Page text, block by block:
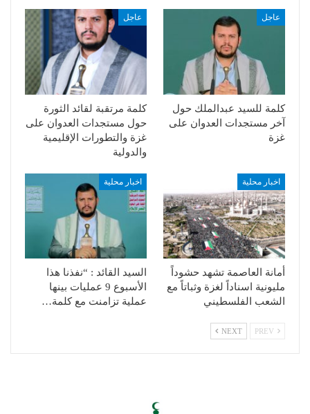
عاجل
كلمة للسيد عبدالملك حول
آخر مستجدات العدوان على
غزة
عاجل
كلمة مرتقبة لقائد الثورة
حول مستجدات العدوان على
غزة والتطورات الإقليمية
والدولية
اخبار محلية
أمانة العاصمة تشهد حشوداً
مليونية اسناداً لغزة وثباتاً مع
الشعب الفلسطيني
اخبار محلية
السيد القائد : “نفذنا هذا
الأسبوع 9 عمليات بينها
عملية تزامنت مع كلمة…
NEXT